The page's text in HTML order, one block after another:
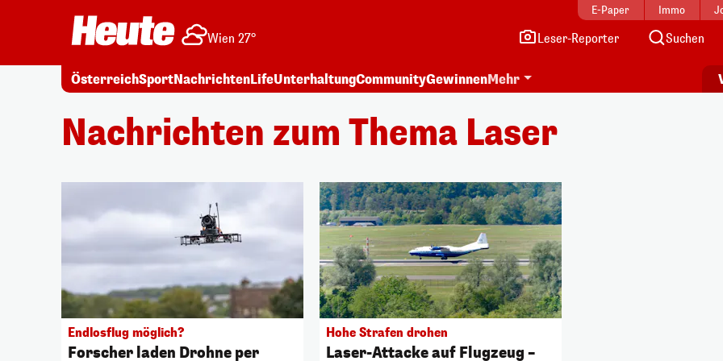
E-Paper Immo
Wien 27° Leser-Reporter Suchen
ÖsterreichSportNachrichtenLifeUnterhaltungCommunityGewinnenMehr
Nachrichten zum Thema Laser
Endlosflug möglich?
Forscher laden Drohne per
Hohe Strafen drohen
Laser-Attacke auf Flugzeug –